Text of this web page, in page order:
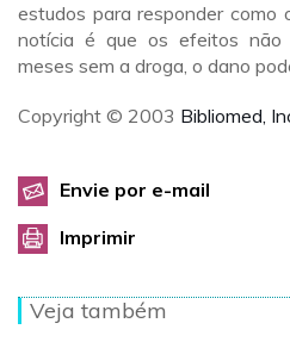
estudos para responder
notícia é que os efeitos não
meses sem a droga, o dano
Copyright © 2003 Bibliomed,
Envie por e-mail
Imprimir
Veja também